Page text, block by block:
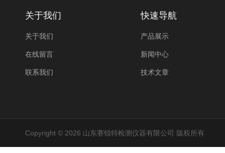
关于我们
关于我们
在线留言
联系我们
快速导航
产品展示
新闻中心
技术文章
Copyright © 2026 山东赛锐特检测仪器有限公司 版权所有